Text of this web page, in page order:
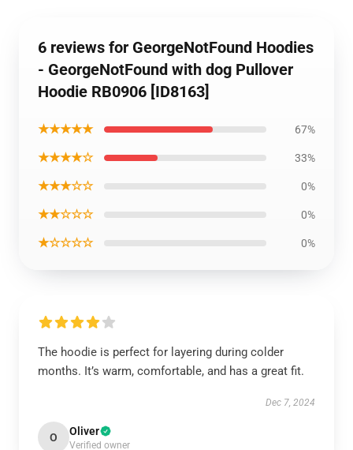
6 reviews for GeorgeNotFound Hoodies
- GeorgeNotFound with dog Pullover
Hoodie RB0906 [ID8163]
★★★★★ 67%
★★★★☆ 33%
★★★☆☆ 0%
★★☆☆☆ 0%
★☆☆☆☆ 0%
The hoodie is perfect for layering during colder
months. It’s warm, comfortable, and has a great fit.
Dec 7, 2024
O Oliver
Verified owner